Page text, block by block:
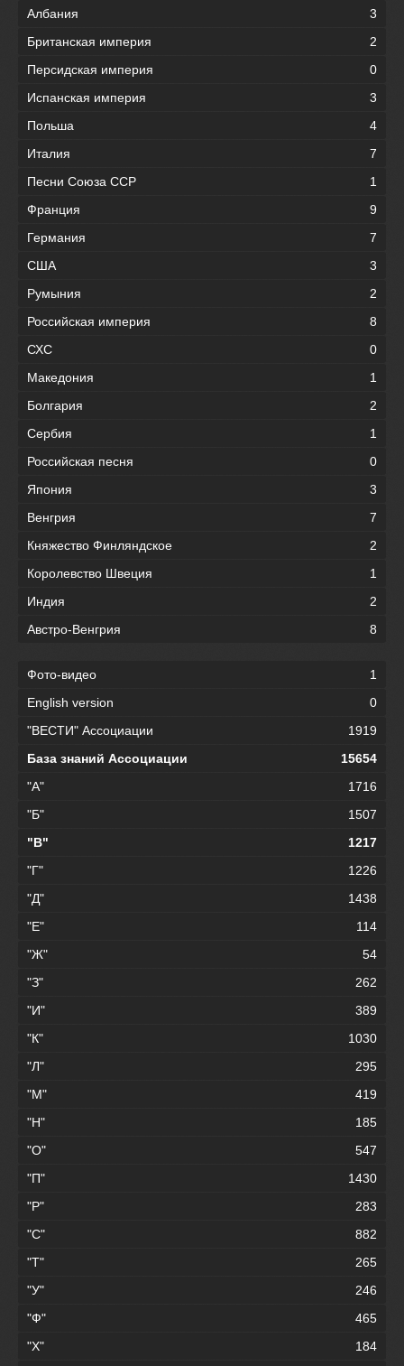
Албания
3
Британская империя
2
Персидская империя
0
Испанская империя
3
Польша
4
Италия
7
Песни Союза ССР
1
Франция
9
Германия
7
США
3
Румыния
2
Российская империя
8
СХС
0
Македония
1
Болгария
2
Сербия
1
Российская песня
0
Япония
3
Венгрия
7
Княжество Финляндское
2
Королевство Швеция
1
Индия
2
Австро-Венгрия
8
Фото-видео
1
English version
0
"ВЕСТИ" Ассоциации
1919
База знаний Ассоциации
15654
"А"
1716
"Б"
1507
"В"
1217
"Г"
1226
"Д"
1438
"Е"
114
"Ж"
54
"З"
262
"И"
389
"К"
1030
"Л"
295
"М"
419
"Н"
185
"О"
547
"П"
1430
"Р"
283
"С"
882
"Т"
265
"У"
246
"Ф"
465
"Х"
184